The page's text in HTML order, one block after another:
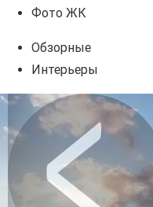
Фото ЖК
Обзорные
Интерьеры